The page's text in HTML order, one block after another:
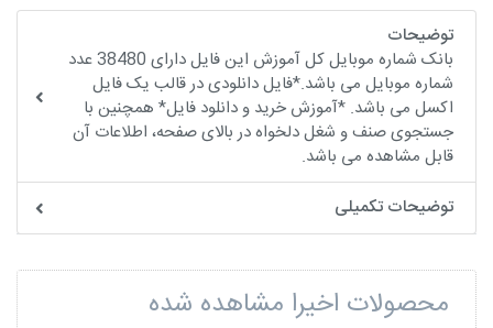
توضیحات
بانک شماره موبایل کل آموزش این فایل دارای 38480 عدد
شماره موبایل می باشد.*فایل دانلودی در قالب یک فایل
اکسل می باشد. *آموزش خرید و دانلود فایل* همچنین با
جستجوی صنف و شغل دلخواه در بالای صفحه، اطلاعات آن
قابل مشاهده می باشد.
توضیحات تکمیلی
محصولات اخیرا مشاهده شده